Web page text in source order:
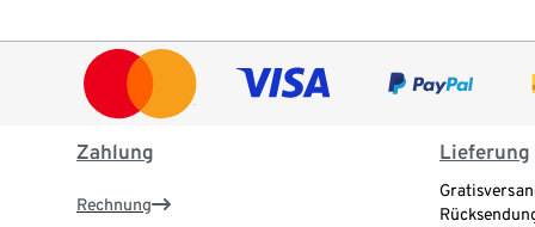
Zahlung
Rechnung
Lieferung